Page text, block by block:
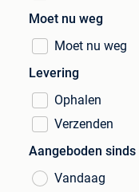
Moet nu weg
Moet nu weg
Levering
Ophalen
Verzenden
Aangeboden sinds
Vandaag